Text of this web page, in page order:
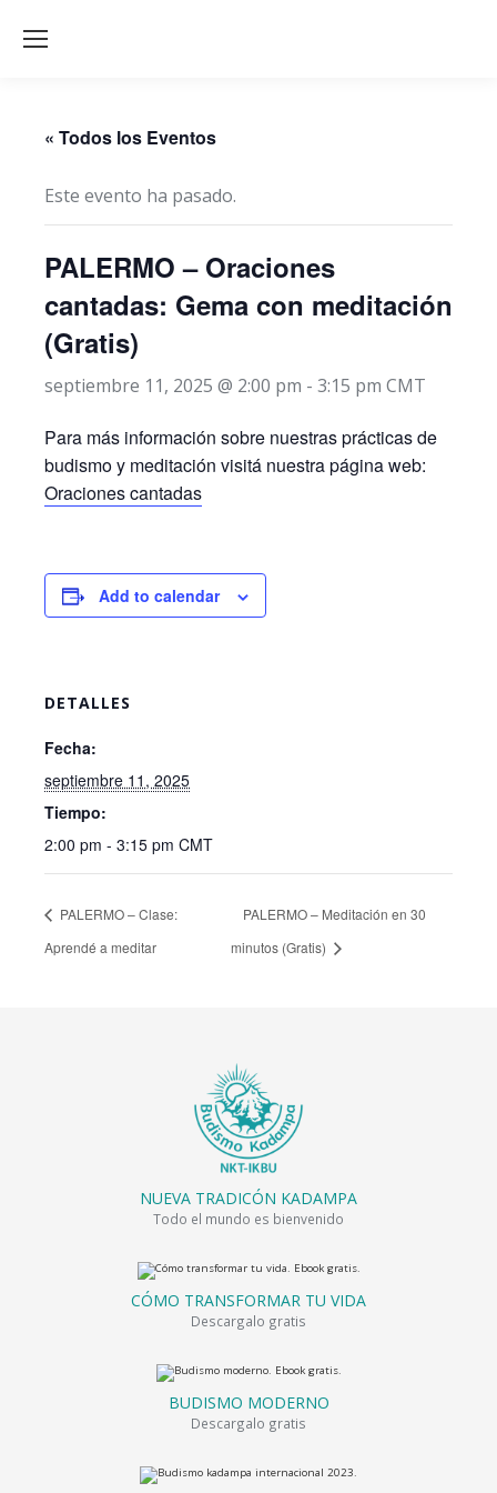
« Todos los Eventos
Este evento ha pasado.
PALERMO – Oraciones
cantadas: Gema con meditación
(Gratis)
septiembre 11, 2025 @ 2:00 pm - 3:15 pm CMT
Para más información sobre nuestras prácticas de
budismo y meditación visitá nuestra página web:
Oraciones cantadas
Add to calendar
DETALLES
Fecha:
septiembre 11, 2025
Tiempo:
2:00 pm - 3:15 pm CMT
PALERMO – Clase:
Aprendé a meditar
PALERMO – Meditación en 30
minutos (Gratis)
NUEVA TRADICÓN KADAMPA
Todo el mundo es bienvenido
CÓMO TRANSFORMAR TU VIDA
Descargalo gratis
BUDISMO MODERNO
Descargalo gratis